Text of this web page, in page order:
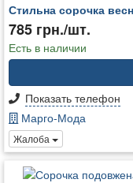
Стильна сорочка
785 грн./шт.
Есть в наличии
Показать телефон
Марго-Мода
Жалоба